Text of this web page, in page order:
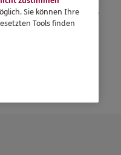
Standorte
Sie können Ihre
Tools finden